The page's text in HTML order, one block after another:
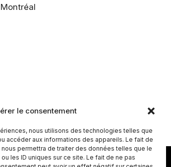
le consentement
nous utilisons des technologies telles que
accéder aux informations des appareils. Le fait de
permettra de traiter des données telles que le
les ID uniques sur ce site. Le fait de ne pas
Irdens Exantus
Fyore